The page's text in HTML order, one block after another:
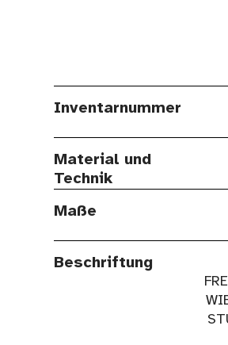
Inventarnummer
Material und
Technik
Maße
Beschriftung